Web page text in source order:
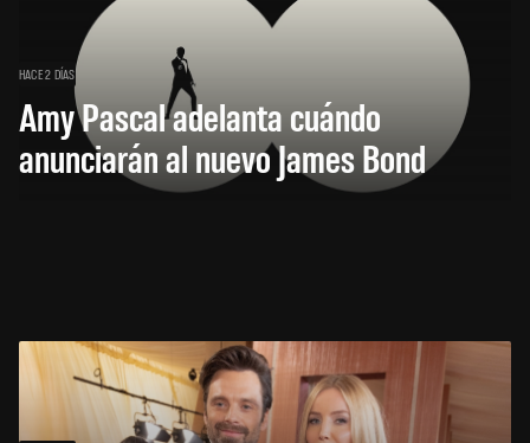
HACE 2 DÍAS
Amy Pascal adelanta cuándo
anunciarán al nuevo James Bond